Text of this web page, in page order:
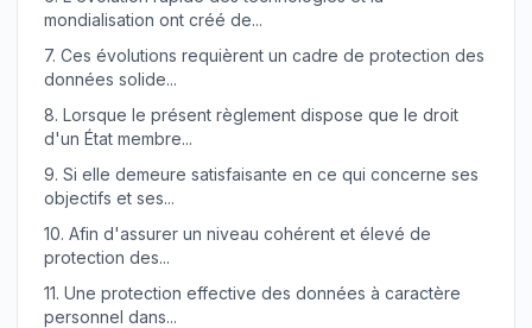
mondialisation ont créé de...
7. Ces évolutions requièrent un cadre de protection des
données solide...
8. Lorsque le présent règlement dispose que le droit
d'un État membre...
9. Si elle demeure satisfaisante en ce qui concerne ses
objectifs et ses...
10. Afin d'assurer un niveau cohérent et élevé de
protection des...
11. Une protection effective des données à caractère
personnel dans...